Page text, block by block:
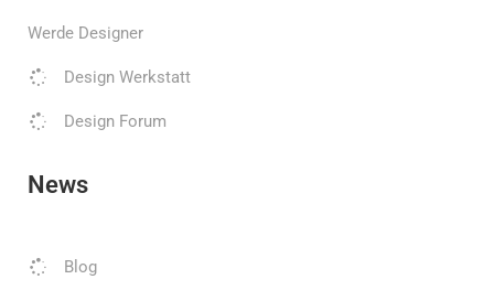
Werde Designer
Design Werkstatt
Design Forum
News
Blog